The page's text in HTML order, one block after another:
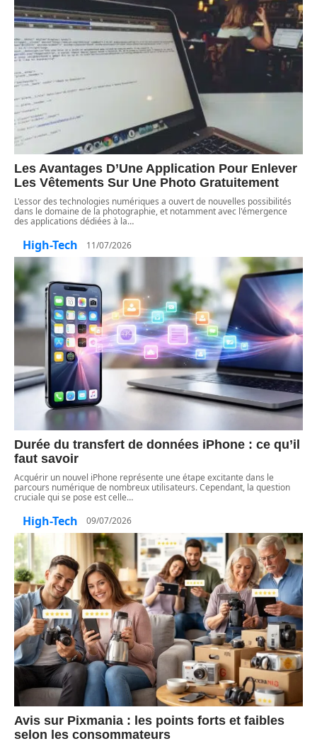
Les Avantages D’Une Application Pour Enlever
Les Vêtements Sur Une Photo Gratuitement
L'essor des technologies numériques a ouvert de nouvelles possibilités
dans le domaine de la photographie, et notamment avec l'émergence
des applications dédiées à la…
High-Tech 11/07/2026
Durée du transfert de données iPhone : ce qu’il
faut savoir
Acquérir un nouvel iPhone représente une étape excitante dans le
parcours numérique de nombreux utilisateurs. Cependant, la question
cruciale qui se pose est celle…
High-Tech 09/07/2026
Avis sur Pixmania : les points forts et faibles
selon les consommateurs